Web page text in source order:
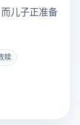
儿子正准备
赎